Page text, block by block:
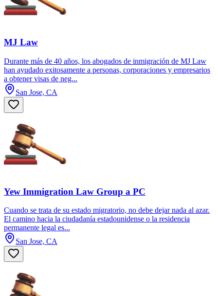
MJ Law
Durante más de 40 años, los abogados de inmigración de MJ Law
han ayudado exitosamente a personas, corporaciones y empresarios
a obtener visas de neg...
San Jose, CA
Yew Immigration Law Group a PC
Cuando se trata de su estado migratorio, no debe dejar nada al azar.
El camino hacia la ciudadanía estadounidense o la residencia
permanente legal es...
San Jose, CA